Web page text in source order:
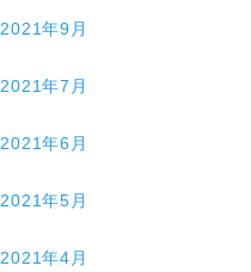
2021年9月
2021年7月
2021年6月
2021年5月
2021年4月